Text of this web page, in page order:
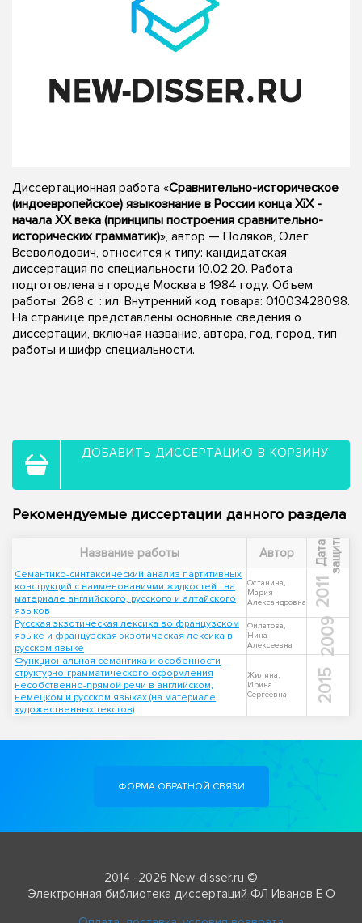
Диссертационная работа «Сравнительно-историческое
(индоевропейское) языкознание в России конца XiX -
начала XX века (принципы построения сравнительно-
исторических грамматик)», автор — Поляков, Олег
Всеволодович, относится к типу: кандидатская
диссертация по специальности 10.02.20. Работа
подготовлена в городе Москва в 1984 году. Объем
работы: 268 c. : ил. Внутренний код товара: 01003428098.
На странице представлены основные сведения о
диссертации, включая название, автора, год, город, тип
работы и шифр специальности.
ДОБАВИТЬ ДИССЕРТАЦИЮ В КОРЗИНУ
Рекомендуемые диссертации данного раздела
Название работы Автор Д
а
т
а
з
а
щ
и
т ы
Семантико-синтаксический анализ партитивных
конструкций с наименованиями жидкостей : на
материале английского, русского и алтайского
языков
Останина,
Мария
Александровна
2011
Русская экзотическая лексика во французском
языке и французская экзотическая лексика в
русском языке
Филатова,
Нина
Алексеевна
2009
Функциональная семантика и особенности
структурно-грамматического оформления
несобственно-прямой речи в английском,
немецком и русском языках (на материале
художественных текстов)
Жилина,
Ирина
Сергеевна
2015
ФОРМА ОБРАТНОЙ СВЯЗИ
2014 -2026 New-disser.ru ©
Электронная библиотека диссертаций ФЛ Иванов Е О